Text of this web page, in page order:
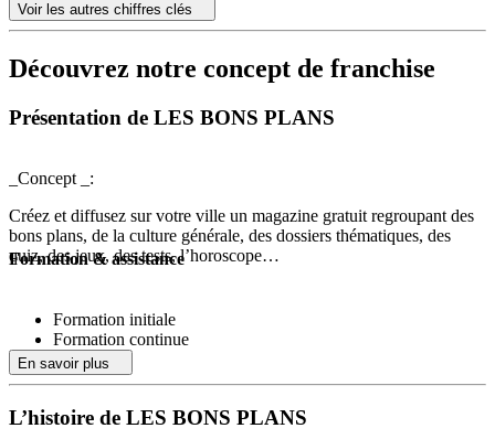
Voir les autres chiffres clés
Découvrez notre concept de franchise
Présentation de LES BONS PLANS
_Concept _:
Créez et diffusez sur votre ville un magazine gratuit regroupant des
bons plans, de la culture générale, des dossiers thématiques, des
quiz, des jeux, des tests, l’horoscope…
Formation & assistance
Formation initiale
Formation continue
Suivi
Séminaires…
En savoir plus
L’histoire de LES BONS PLANS